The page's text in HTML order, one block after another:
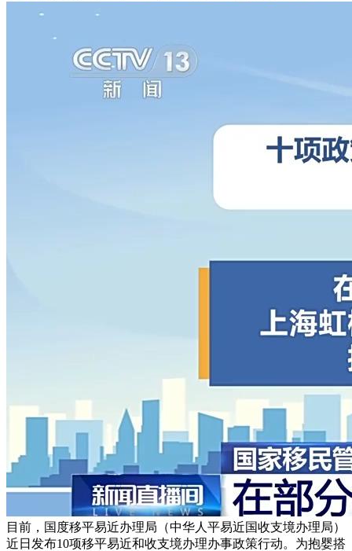
目前，国度移平易近办理局（中华人平易近国收支境办理局）
近日发布10项移平易近和收支境办理办事政策行动。为抱婴搭